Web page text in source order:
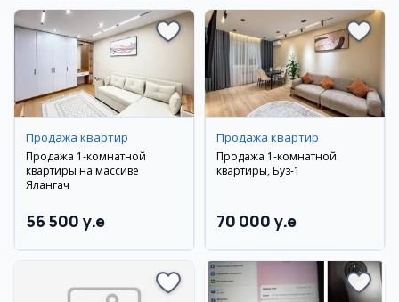
Продажа квартир
Продажа 1-комнатной
квартиры на массиве
Ялангач
56 500 y.e
Продажа квартир
Продажа 1-комнатной
квартиры, Буз-1
70 000 y.e